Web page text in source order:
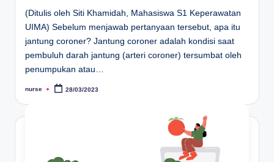
(Ditulis oleh Siti Khamidah, Mahasiswa S1 Keperawatan
UIMA) Sebelum menjawab pertanyaan tersebut, apa itu
jantung coroner? Jantung coroner adalah kondisi saat
pembuluh darah jantung (arteri coroner) tersumbat oleh
penumpukan atau…
Posted
nurse 28/03/2023